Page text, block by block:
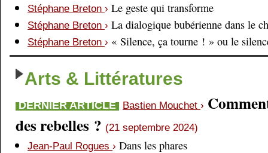
Stéphane Breton › Le geste qui transforme
Stéphane Breton › La dialogique bubérienne dans le
Stéphane Breton › « Silence, ça tourne ! » ou le
Arts & Littératures
DERNIER ARTICLE Bastien Mouchet ›
des rebelles ? (21 septembre 2024)
Jean-Paul Rogues › Dans les phares